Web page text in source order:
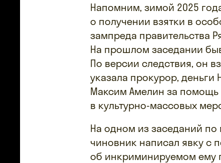
Напомним, зимой 2025
о получении взятки в
зампреда правительства
На прошлом заседании
По версии следствия, он
указала прокурор,
Максим Амелин за помощь
в культурно-массовых
На одном из заседаний по
чиновник написал явку с
об инкриминируемом ему